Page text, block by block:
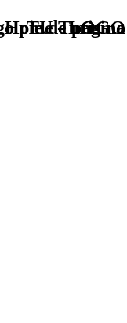
TU - LOGO
pie de página
Home Turismo